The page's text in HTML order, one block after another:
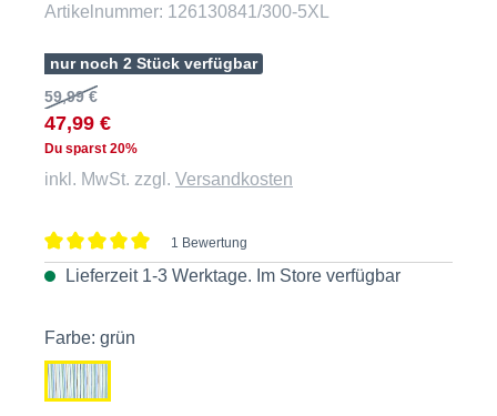
Artikelnummer: 126130841/300-5XL
nur noch 2 Stück verfügbar
59,99 €
47,99 €
Du sparst 20%
inkl. MwSt. zzgl. Versandkosten
Durchschnittliche Bewertung von 5 von 5 Sternen
1 Bewertung
Lieferzeit 1-3 Werktage. Im Store verfügbar
Farbe: grün